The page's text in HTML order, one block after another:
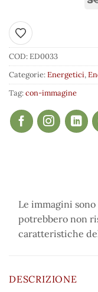
Aggiungi ai preferiti
COD:ED0033
Categorie:Energetici,
Tag:con-immagine
Le immagini
potrebbero non
caratteristiche
DESCRIZIONE